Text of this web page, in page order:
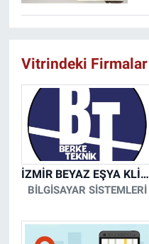
Vitrindeki Firmalar
İZMİR BEYAZ EŞYA KLİMA KOMBİ SERVİSİ
BİLGİSAYAR SİSTEMLERİ